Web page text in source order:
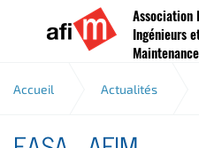
Aller au
Association
Ingénieurs
Maintenance
Accueil Actualités
Atelier Club Moteurs EASA-AFIM